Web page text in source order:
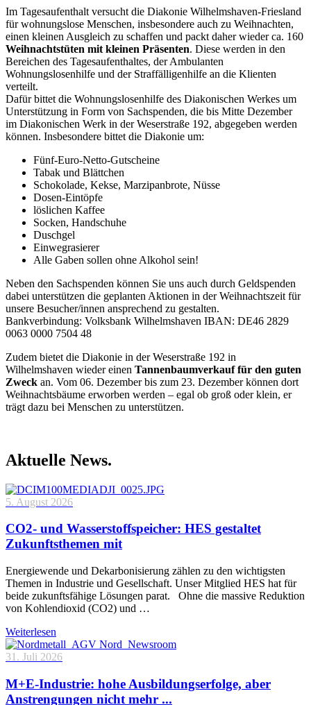
Im Tagesaufenthalt versucht die Diakonie Wilhelmshaven-Friesland
für wohnungslose Menschen, insbesondere auch zu Weihnachten,
einen kleinen Ausgleich zu schaffen und packt daher wieder ca. 160
Weihnachtstüten mit kleinen Präsenten. Diese werden in den
Bereichen des Tagesaufenthaltes, der Ambulanten
Wohnungslosenhilfe und der Straffälligenhilfe an die Klienten
verteilt.
Dafür bittet die Wohnungslosenhilfe des Diakonischen Werkes um
Unterstützung in Form von Sachspenden, die bis Mitte Dezember
im Diakonischen Werk in der Weserstraße 192, abgegeben werden
können. Insbesondere bittet die Diakonie um:
Fünf-Euro-Netto-Gutscheine
Tabak und Blättchen
Schokolade, Kekse, Marzipanbrote, Nüsse
Dosen-Eintöpfe
löslichen Kaffee
Socken, Handschuhe
Duschgel
Einwegrasierer
Alle Gaben sollen ohne Alkohol sein!
Neben den Sachspenden können Sie uns auch durch Geldspenden
dabei unterstützen die geplanten Aktionen in der Weihnachtszeit für
unsere Besucher/innen ansprechend zu gestalten.
Bankverbindung: Volksbank Wilhelmshaven IBAN: DE46 2829
0063 0000 7504 48
Zudem bietet die Diakonie in der Weserstraße 192 in
Wilhelmshaven wieder einen Tannenbaumverkauf für den guten
Zweck an. Vom 06. Dezember bis zum 23. Dezember können dort
Weihnachtsbäume erworben werden – egal ob groß oder klein, er
trägt dazu bei Menschen zu unterstützen.
Aktuelle News.
5. August 2026
CO2- und Wasserstoffspeicher: HES gestaltet
Zukunftsthemen mit
Energiewende und Dekarbonisierung zählen zu den wichtigsten
Themen in Industrie und Gesellschaft. Unser Mitglied HES hat für
beide zukunftsfähige Lösungen parat. Ohne die massive Reduktion
von Kohlendioxid (CO2) und …
Weiterlesen
31. Juli 2026
M+E-Industrie: hohe Ausbildungserfolge, aber
Anstrengungen nicht mehr ...